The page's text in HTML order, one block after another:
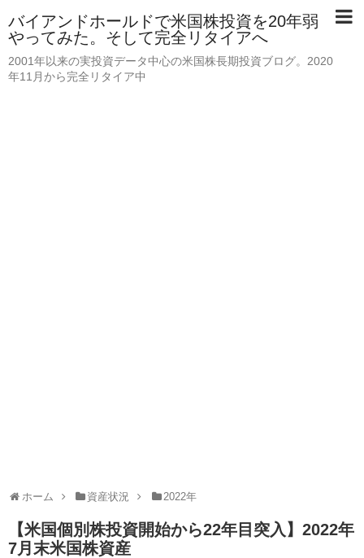
バイアンドホールドで米国株投資を20年弱
やってみた。そして完全リタイアへ
2001年以来の実投資データ中心の米国株長期投資ブログ。2020
年11月から完全リタイア中
ホーム 資産状況 2022年
【米国個別株投資開始から22年目突入】2022年
7月末米国株資産